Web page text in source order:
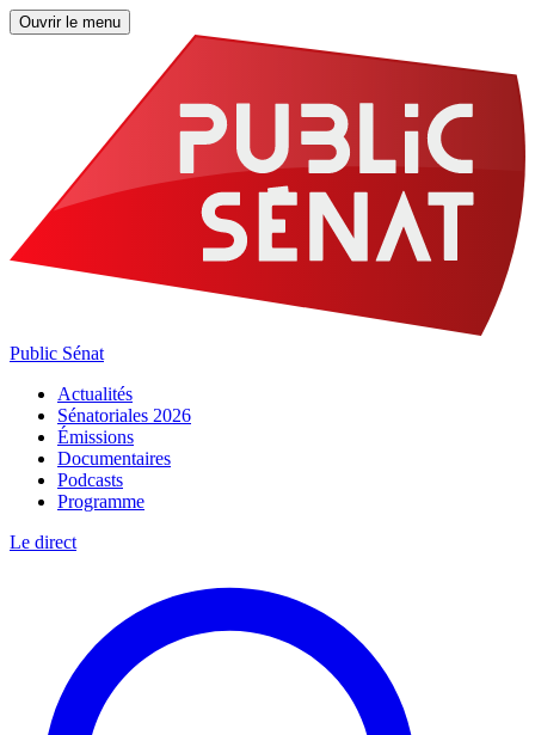
Ouvrir le menu
Public Sénat
Actualités
Sénatoriales 2026
Émissions
Documentaires
Podcasts
Programme
Le direct